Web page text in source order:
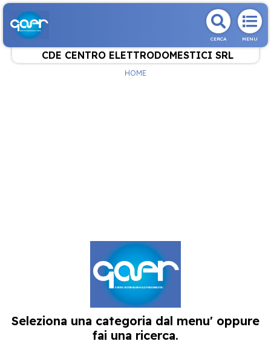
CERCA MENU
CDE CENTRO ELETTRODOMESTICI SRL
HOME
Seleziona una categoria dal menu' oppure
fai una ricerca.